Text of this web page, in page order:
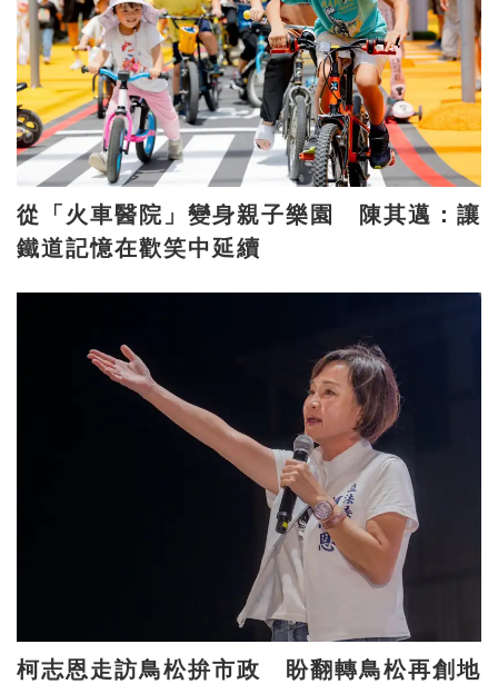
從「火車醫院」變身親子樂園 陳其邁：讓
鐵道記憶在歡笑中延續
柯志恩走訪鳥松拚市政 盼翻轉鳥松再創地